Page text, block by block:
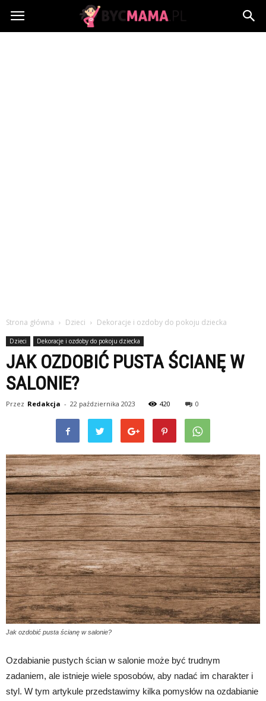
BycMama.pl
Strona główna Dzieci Dekoracje i ozdoby do pokoju dziecka
Dzieci Dekoracje i ozdoby do pokoju dziecka
JAK OZDOBIĆ PUSTA ŚCIANĘ W
SALONIE?
Przez Redakcja - 22 października 2023 420 0
Jak ozdobić pusta ścianę w salonie?
Ozdabianie pustych ścian w salonie może być trudnym
zadaniem, ale istnieje wiele sposobów, aby nadać im charakter i
styl. W tym artykule przedstawimy kilka pomysłów na ozdabianie